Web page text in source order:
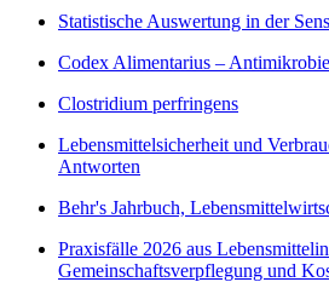
Statistische Auswertung in der
Codex Alimentarius –
Clostridium perfringens
Lebensmittelsicherheit und
Antworten
Behr's Jahrbuch,
Praxisfälle 2026 aus
Gemeinschaftsverpflegung und